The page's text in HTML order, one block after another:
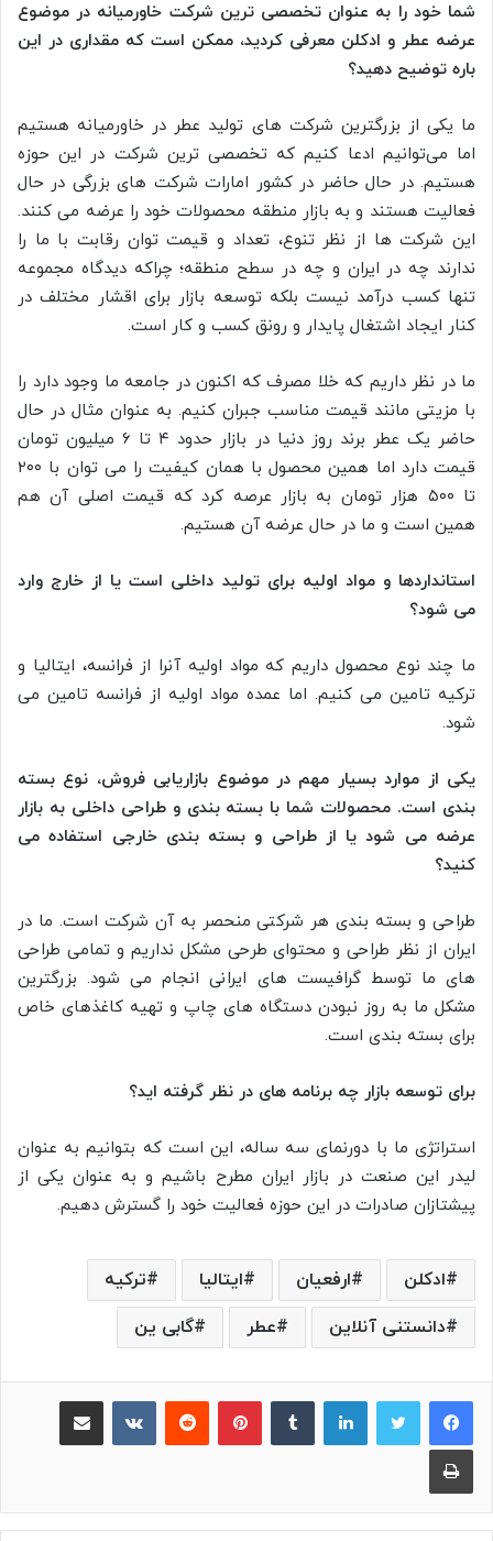
شما خود را به عنوان تخصصی ترین شرکت خاورمیانه در موضوع
عرضه عطر و ادکلن معرفی کردید، ممکن است که مقداری در این
باره توضیح دهید؟
ما یکی از بزرگترین شرکت های تولید عطر در خاورمیانه هستیم
اما می‌توانیم ادعا کنیم که تخصصی ترین شرکت در این حوزه
هستیم. در حال حاضر در کشور امارات شرکت های بزرگی در حال
فعالیت هستند و به بازار منطقه محصولات خود را عرضه می کنند.
این شرکت ها از نظر تنوع، تعداد و قیمت توان رقابت با ما را
ندارند چه در ایران و چه در سطح منطقه؛ چراکه دیدگاه مجموعه
تنها کسب درآمد نیست بلکه توسعه بازار برای اقشار مختلف در
کنار ایجاد اشتغال پایدار و رونق کسب و کار است.
ما در نظر داریم که خلا مصرف که اکنون در جامعه ما وجود دارد را
با مزیتی مانند قیمت مناسب جبران کنیم. به عنوان مثال در حال
حاضر یک عطر برند روز دنیا در بازار حدود ۴ تا ۶ میلیون تومان
قیمت دارد اما همین محصول با همان کیفیت را می توان با ۲۰۰
تا ۵۰۰ هزار تومان به بازار عرصه کرد که قیمت اصلی آن هم
همین است و ما در حال عرضه آن هستیم.
استانداردها و مواد اولیه برای تولید داخلی است یا از خارج وارد
می شود؟
ما چند نوع محصول داریم که مواد اولیه آنرا از فرانسه، ایتالیا و
ترکیه تامین می کنیم. اما عمده مواد اولیه از فرانسه تامین می
شود.
یکی از موارد بسیار مهم در موضوع بازاریابی فروش، نوع بسته
بندی است. محصولات شما با بسته بندی و طراحی داخلی به بازار
عرضه می شود یا از طراحی و بسته بندی خارجی استفاده می
کنید؟
طراحی و بسته بندی هر شرکتی منحصر به آن شرکت است. ما در
ایران از نظر طراحی و محتوای طرحی مشکل نداریم و تمامی طراحی
های ما توسط گرافیست های ایرانی انجام می شود. بزرگترین
مشکل ما به روز نبودن دستگاه های چاپ و تهیه کاغذهای خاص
برای بسته بندی است.
برای توسعه بازار چه برنامه های در نظر گرفته اید؟
استراتژی ما با دورنمای سه ساله، این است که بتوانیم به عنوان
لیدر این صنعت در بازار ایران مطرح باشیم و به عنوان یکی از
پیشتازان صادرات در این حوزه فعالیت خود را گسترش دهیم.
ادکلن ارفعیان ایتالیا
ترکیه
دانستنی آنلاین
عطر گابی ین
لینکدین پینترست ‫رددیت
چاپ